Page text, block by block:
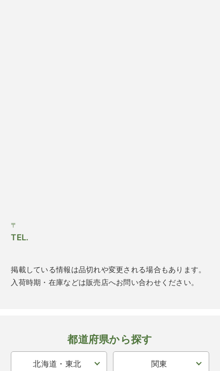
〒
TEL.
掲載している情報は品切れや変更される場合もあります。
入荷時期・在庫などは販売店へお問い合わせください。
都道府県から探す
北海道・東北 関東